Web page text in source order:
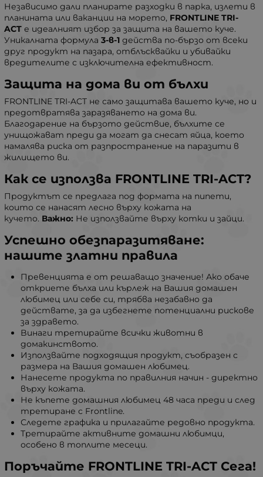
Независимо дали планирате разходки в парка, излети в
планината или ваканции на морето, FRONTLINE TRI-
ACT е идеалният избор за защита на вашето куче.
Уникалната формула 3-в-1 действа по-бързо от всеки
друг продукт на пазара, отблъсквайки и убивайки
вредителите с изключителна ефективност.
Защита на дома ви от бълхи
FRONTLINE TRI-ACT не само защитава вашето куче, но и
предотвратява заразяването на дома ви.
Благодарение на бързото действие, бълхите се
унищожават преди да могат да снесат яйца, което
намалява риска от разпространение на паразити в
жилището ви.
Как се използва FRONTLINE TRI-ACT?
Продуктът се предлага под формата на пипети,
които се нанасят лесно върху кожата на
кучето. Важно: Не използвайте върху котки и зайци.
Успешно обезпаразитяване:
нашите златни правила
Превенцията е от решаващо значение! Ако обаче
откриете бълха или кърлеж на Вашия домашен
любимец или себе си, трябва незабавно да
действате, за да избегнете потенциални рискове
за здравето.
Bинаги третирайте всички животни в
домакинството.
Използвайте подходящия продукт, съобразен с
размера на Вашия домашен любимец.
Нанесете продукта по правилния начин - директно
върху кожата.
Не къпете домашния любимец 48 часа преди и след
третиране с Frontline.
Следете графика и прилагайте редовно продукта.
Третирайте активните домашни любимци,
особено в топлите месеци.
Поръчайте FRONTLINE TRI-ACT Сега!